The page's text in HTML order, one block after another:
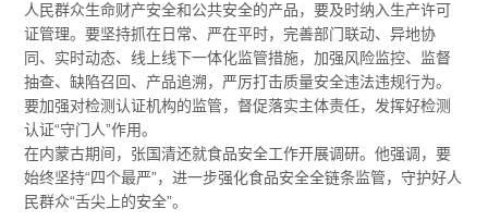
人民群众生命财产安全和公共安全的产品，要及时纳入生产许可
证管理。要坚持抓在日常、严在平时，完善部门联动、异地协
同、实时动态、线上线下一体化监管措施，加强风险监控、监督
抽查、缺陷召回、产品追溯，严厉打击质量安全违法违规行为。
要加强对检测认证机构的监管，督促落实主体责任，发挥好检测
认证“守门人”作用。
在内蒙古期间，张国清还就食品安全工作开展调研。他强调，要
始终坚持“四个最严”，进一步强化食品安全全链条监管，守护好人
民群众“舌尖上的安全”。